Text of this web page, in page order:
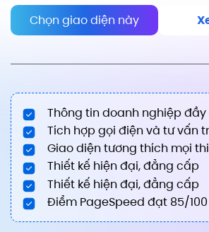
Chọn giao diện này
Thông tin doanh nghiệp
Tích hợp gọi điện và tư vấn
Giao diện tương thích mọi
Thiết kế hiện đại, đẳng cấp
Thiết kế hiện đại, đẳng cấp
Điểm PageSpeed đạt 85/100